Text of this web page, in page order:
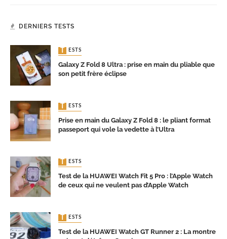
DERNIERS TESTS
TESTS
Galaxy Z Fold 8 Ultra : prise en main du pliable que
son petit frère éclipse
TESTS
Prise en main du Galaxy Z Fold 8 : le pliant format
passeport qui vole la vedette à l’Ultra
TESTS
Test de la HUAWEI Watch Fit 5 Pro : l’Apple Watch
de ceux qui ne veulent pas d’Apple Watch
TESTS
Test de la HUAWEI Watch GT Runner 2 : La montre